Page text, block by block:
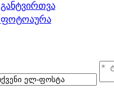
განტვირთვა
ფოტოაურა